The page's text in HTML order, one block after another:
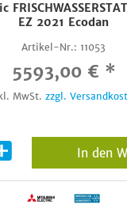
EZ 2021 Ecodan
Artikel-Nr.: 11053
5593,00 € *
MwSt. zzgl.
In den